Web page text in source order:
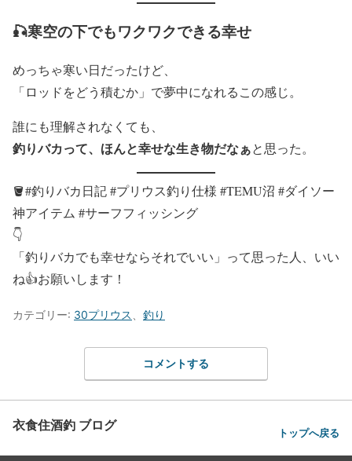
🎣寒空の下でもワクワクできる幸せ
めっちゃ寒い日だったけど、
「ロッドをどう積むか」で夢中になれるこの感じ。
誰にも理解されなくても、
釣りバカって、ほんと幸せな生き物だなぁと思った。
🪣#釣りバカ日記 #プリウス釣り仕様 #TEMU沼 #ダイソー
神アイテム #サーフフィッシング
👇
「釣りバカでも幸せならそれでいい」って思った人、いい
ね👍お願いします！
カテゴリー: 30プリウス 釣り
コメントする
衣食住酒釣 ブログ トップへ戻る